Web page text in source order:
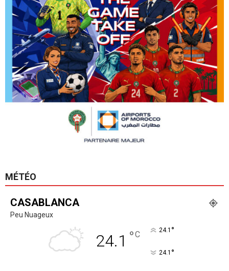
MÉTÉO
CASABLANCA
Peu Nuageux
24.1 °C 24.1 °
24.1 °